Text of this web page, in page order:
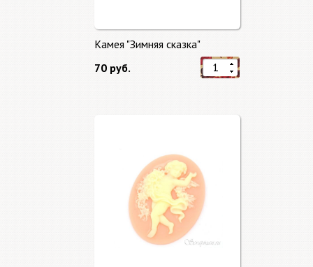
Камея "Зимняя сказка"
70 руб.